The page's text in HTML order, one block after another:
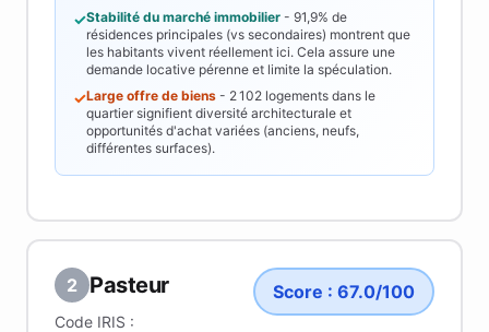
✓Stabilité du marché immobilier - 91,9% de
résidences principales (vs secondaires) montrent que
les habitants vivent réellement ici. Cela assure une
demande locative pérenne et limite la spéculation.
✓Large offre de biens - 2 102 logements dans le
quartier signifient diversité architecturale et
opportunités d'achat variées (anciens, neufs,
différentes surfaces).
2 Pasteur
Code IRIS :
Score : 67.0/100